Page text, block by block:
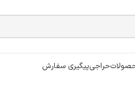
حراجیپیگیری سفارش